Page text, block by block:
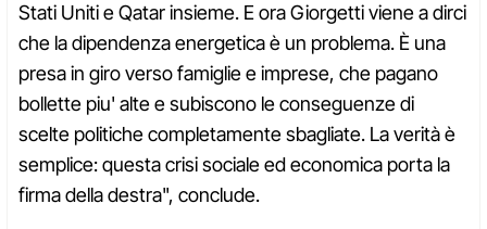
Stati Uniti e Qatar insieme. E ora Giorgetti viene a dirci
che la dipendenza energetica è un problema. È una
presa in giro verso famiglie e imprese, che pagano
bollette piu' alte e subiscono le conseguenze di
scelte politiche completamente sbagliate. La verità è
semplice: questa crisi sociale ed economica porta la
firma della destra", conclude.